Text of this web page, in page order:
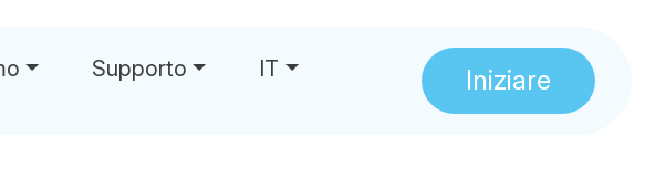
Supporto IT Iniziare